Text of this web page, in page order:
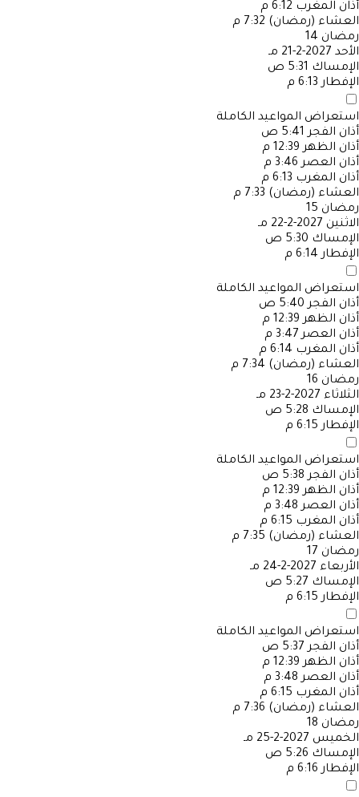
أذان المغرب 6:12 م
العشاء (رمضان) 7:32 م
رمضان 14
الأحد 2027-2-21 مـ
الإمساك 5:31 ص
الإفطار 6:13 م
استعراض المواعيد الكاملة
أذان الفجر 5:41 ص
أذان الظهر 12:39 م
أذان العصر 3:46 م
أذان المغرب 6:13 م
العشاء (رمضان) 7:33 م
رمضان 15
الاثنين 2027-2-22 مـ
الإمساك 5:30 ص
الإفطار 6:14 م
استعراض المواعيد الكاملة
أذان الفجر 5:40 ص
أذان الظهر 12:39 م
أذان العصر 3:47 م
أذان المغرب 6:14 م
العشاء (رمضان) 7:34 م
رمضان 16
الثلاثاء 2027-2-23 مـ
الإمساك 5:28 ص
الإفطار 6:15 م
استعراض المواعيد الكاملة
أذان الفجر 5:38 ص
أذان الظهر 12:39 م
أذان العصر 3:48 م
أذان المغرب 6:15 م
العشاء (رمضان) 7:35 م
رمضان 17
الأربعاء 2027-2-24 مـ
الإمساك 5:27 ص
الإفطار 6:15 م
استعراض المواعيد الكاملة
أذان الفجر 5:37 ص
أذان الظهر 12:39 م
أذان العصر 3:48 م
أذان المغرب 6:15 م
العشاء (رمضان) 7:36 م
رمضان 18
الخميس 2027-2-25 مـ
الإمساك 5:26 ص
الإفطار 6:16 م